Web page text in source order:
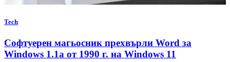
Tech
Софтуерен магьосник прехвърли Word за
Windows 1.1a от 1990 г. на Windows 11